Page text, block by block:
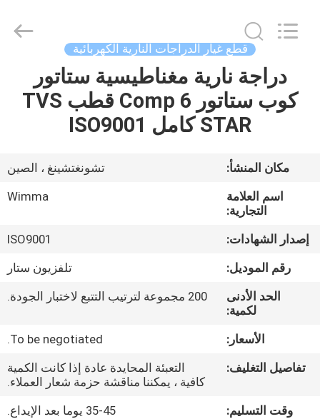
المنزل
المنتجات
أشرطة
فيديو
حولنا
جولة
المصنع
رقابة
جودة
قطع غيار الدراجات النارية الكهربائية
دراجة نارية مغناطيسية ستاتور
كوب ستاتور Comp 6 قطب TVS
STAR كامل ISO9001
مكان المنشأ:
تشونغتشينغ ، الصين
اسم العلامة
التجارية:
Wimma
إصدار الشهادات:
ISO9001
رقم الموديل:
تلفزيون ستار
الحد الأدنى
لكمية:
200 مجموعة لترتيب التتبع لاختبار الجودة.
الأسعار:
To be negotiated.
تفاصيل التغليف:
التعبئة المحايدة عادة إذا كانت الكمية
كافية ، يمكننا مناقشة حزمة شعار العملاء.
وقت التسليم:
35-45 يوما بعد الإيداع.